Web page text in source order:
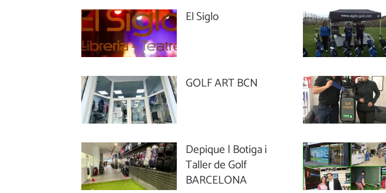
El Siglo
GOLF ART BCN
Depique | Botiga i
Taller de Golf
BARCELONA